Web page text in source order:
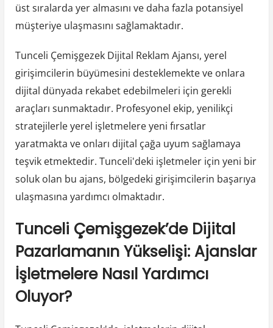
üst sıralarda yer almasını ve daha fazla potansiyel
müşteriye ulaşmasını sağlamaktadır.
Tunceli Çemişgezek Dijital Reklam Ajansı, yerel
girişimcilerin büyümesini desteklemekte ve onlara
dijital dünyada rekabet edebilmeleri için gerekli
araçları sunmaktadır. Profesyonel ekip, yenilikçi
stratejilerle yerel işletmelere yeni fırsatlar
yaratmakta ve onları dijital çağa uyum sağlamaya
teşvik etmektedir. Tunceli'deki işletmeler için yeni bir
soluk olan bu ajans, bölgedeki girişimcilerin başarıya
ulaşmasına yardımcı olmaktadır.
Tunceli Çemişgezek’de Dijital
Pazarlamanın Yükselişi: Ajanslar
İşletmelere Nasıl Yardımcı
Oluyor?